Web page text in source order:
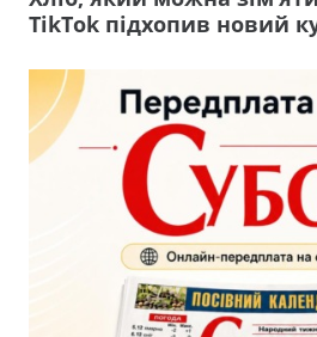
TikTok підхопив новий